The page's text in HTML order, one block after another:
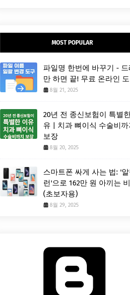
MOST POPULAR
파일명 한번에 바꾸기 - 드
만 하면 끝! 무료 온라인
8월 21, 2025
20년 전 종신보험이 특별
유 | 치과 뼈이식 수술비까
보장
8월 20, 2025
스마트폰 싸게 사는 법: '
런'으로 162만 원 아끼는
(초보자용)
8월 29, 2025